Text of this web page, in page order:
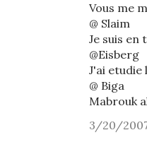
Vous me
@ Slaim
Je suis
@Eisberg
J'ai etudie
@ Biga
Mabrouk
3/20/